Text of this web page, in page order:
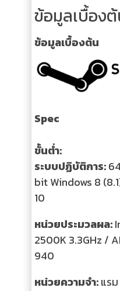
ข้อมูลเบื้องต้
ข้อมูลเบื้องต้น
Spec
ขั้นต่ำ:
ระบบปฏิบัติการ:
bit Windows 8
10
หน่วยประมวลผล:
2500K 3.3GHz /
940
หน่วยความจำ:แร